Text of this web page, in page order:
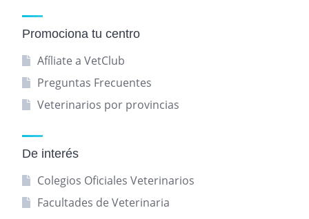
Promociona tu centro
Afíliate a VetClub
Preguntas Frecuentes
Veterinarios por provincias
De interés
Colegios Oficiales Veterinarios
Facultades de Veterinaria